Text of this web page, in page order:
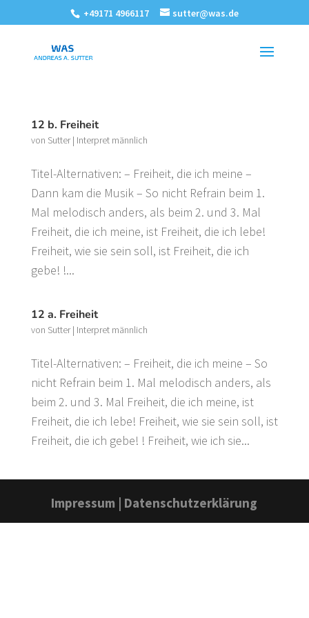
+49171 4966117 sutter@was.de
12 b. Freiheit
von Sutter| Interpret männlich
Titel-Alternativen: – Freiheit, die ich meine –
Dann kam die Musik – So nicht Refrain beim 1.
Mal melodisch anders, als beim 2. und 3. Mal
Freiheit, die ich meine, ist Freiheit, die ich lebe!
Freiheit, wie sie sein soll, ist Freiheit, die ich
gebe! !...
12 a. Freiheit
von Sutter| Interpret männlich
Titel-Alternativen: – Freiheit, die ich meine – So
nicht Refrain beim 1. Mal melodisch anders, als
beim 2. und 3. Mal Freiheit, die ich meine, ist
Freiheit, die ich lebe! Freiheit, wie sie sein soll, ist
Freiheit, die ich gebe! ! Freiheit, wie ich sie...
Impressum | Datenschutzerklärung